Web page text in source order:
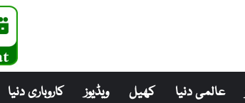
عالمی دنیا کھیل ویڈیوز کاروباری دنیا